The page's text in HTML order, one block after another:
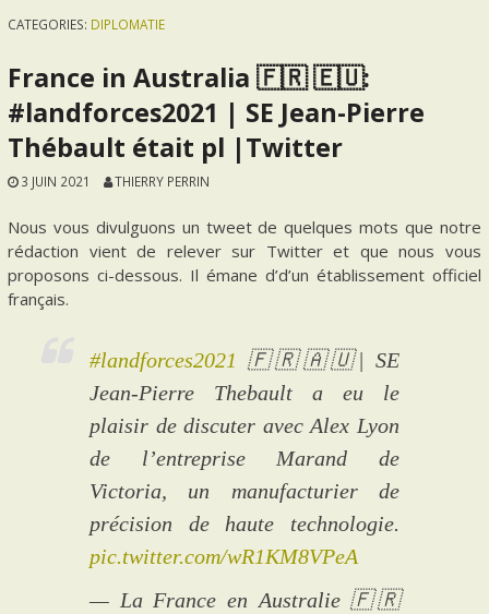
CATEGORIES: DIPLOMATIE
France in Australia 🇫🇷 🇪🇺:
#landforces2021 | SE Jean-Pierre
Thébault était pl |Twitter
3 JUIN 2021 THIERRY PERRIN
Nous vous divulguons un tweet de quelques mots que notre
rédaction vient de relever sur Twitter et que nous vous
proposons ci-dessous. Il émane d’d’un établissement officiel
français.
#landforces2021 🇫🇷🇦🇺| SE
Jean-Pierre Thebault a eu le
plaisir de discuter avec Alex Lyon
de l’entreprise Marand de
Victoria, un manufacturier de
précision de haute technologie.
pic.twitter.com/wR1KM8VPeA
— La France en Australie 🇫🇷